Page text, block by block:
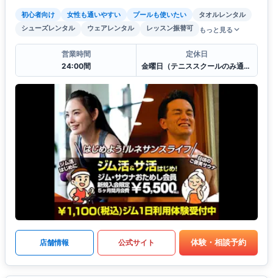
初心者向け 女性も通いやすい プールも使いたい
タオルレンタル
シューズレンタル
ウェアレンタル レッスン振替可 もっと見る
営業時間
24:00間
定休日
金曜日（テニススクールのみ通常営業）、年末年始
店舗情報 公式サイト 体験・相談予約